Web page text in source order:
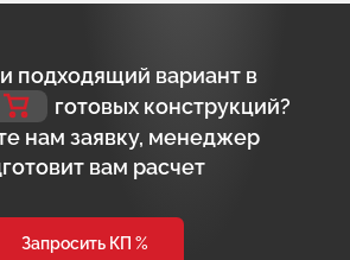
подходящий вариант в
готовых конструкций?
нам заявку, менеджер
вам расчет
Запросить КП %